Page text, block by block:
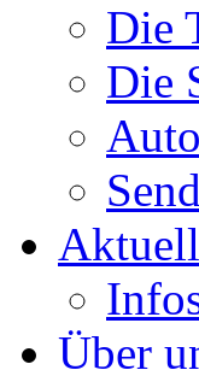
Die
Die
Über